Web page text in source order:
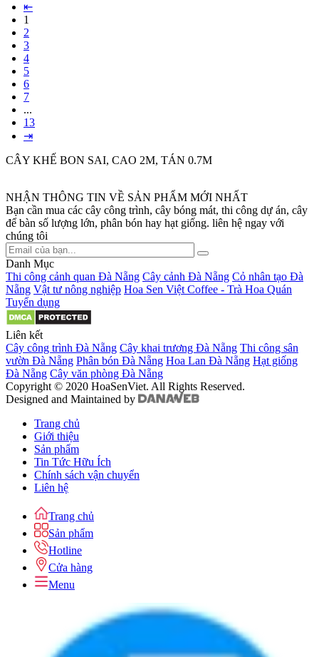
⇤
1
2
3
4
5
6
7
...
13
⇥
CÂY KHẾ BON SAI, CAO 2M, TÁN 0.7M
NHẬN THÔNG TIN VỀ SẢN PHẨM MỚI NHẤT
Bạn cần mua các cây công trình, cây bóng mát, thi công dự án, cây
để bàn số lượng lớn, phân bón hay hạt giống. liên hệ ngay với
chúng tôi
Danh Mục
Thi công cảnh quan Đà Nẵng Cây cảnh Đà Nẵng Cỏ nhân tạo Đà
Nẵng Vật tư nông nghiệp Hoa Sen Việt Coffee - Trà Hoa Quán
Tuyển dụng
Liên kết
Cây công trình Đà Nẵng Cây khai trương Đà Nẵng Thi công sân
vườn Đà Nẵng Phân bón Đà Nẵng Hoa Lan Đà Nẵng Hạt giống
Đà Nẵng Cây văn phòng Đà Nẵng
Copyright © 2020 HoaSenViet. All Rights Reserved.
Designed and Maintained by
Trang chủ
Giới thiệu
Sản phẩm
Tin Tức Hữu Ích
Chính sách vận chuyển
Liên hệ
Trang chủ
Sản phẩm
Hotline
Cửa hàng
Menu